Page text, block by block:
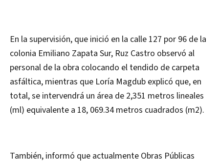
En la supervisión, que inició en la calle 127 por 96 de la
colonia Emiliano Zapata Sur, Ruz Castro observó al
personal de la obra colocando el tendido de carpeta
asfáltica, mientras que Loría Magdub explicó que, en
total, se intervendrá un área de 2,351 metros lineales
(ml) equivalente a 18, 069.34 metros cuadrados (m2).
También, informó que actualmente Obras Públicas